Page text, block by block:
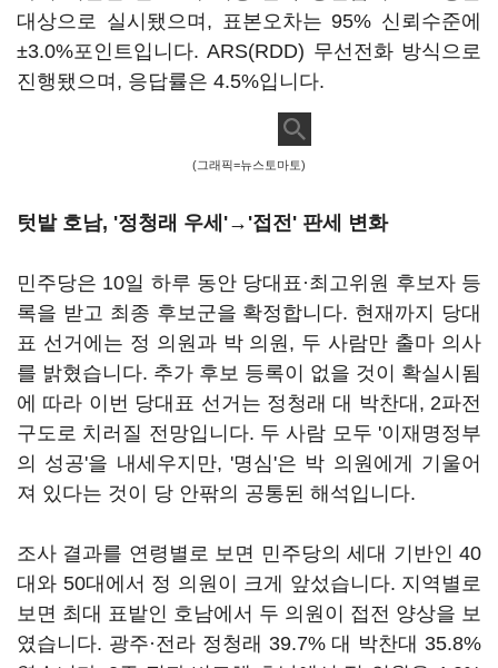
대상으로 실시됐으며, 표본오차는 95% 신뢰수준에
±3.0%포인트입니다. ARS(RDD) 무선전화 방식으로
진행됐으며, 응답률은 4.5%입니다.
(그래픽=뉴스토마토)
텃밭 호남, '정청래 우세'→'접전' 판세 변화
민주당은 10일 하루 동안 당대표·최고위원 후보자 등
록을 받고 최종 후보군을 확정합니다. 현재까지 당대
표 선거에는 정 의원과 박 의원, 두 사람만 출마 의사
를 밝혔습니다. 추가 후보 등록이 없을 것이 확실시됨
에 따라 이번 당대표 선거는 정청래 대 박찬대, 2파전
구도로 치러질 전망입니다. 두 사람 모두 '이재명정부
의 성공'을 내세우지만, '명심'은 박 의원에게 기울어
져 있다는 것이 당 안팎의 공통된 해석입니다.
조사 결과를 연령별로 보면 민주당의 세대 기반인 40
대와 50대에서 정 의원이 크게 앞섰습니다. 지역별로
보면 최대 표밭인 호남에서 두 의원이 접전 양상을 보
였습니다. 광주·전라 정청래 39.7% 대 박찬대 35.8%